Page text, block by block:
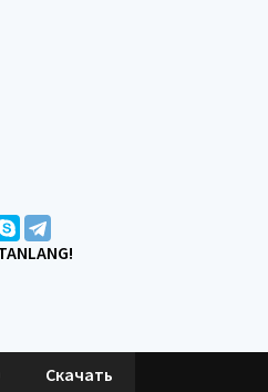
Скачать